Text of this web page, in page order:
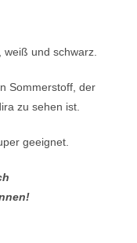
und schwarz.
Sommerstoff, der
zu sehen ist.
geeignet.